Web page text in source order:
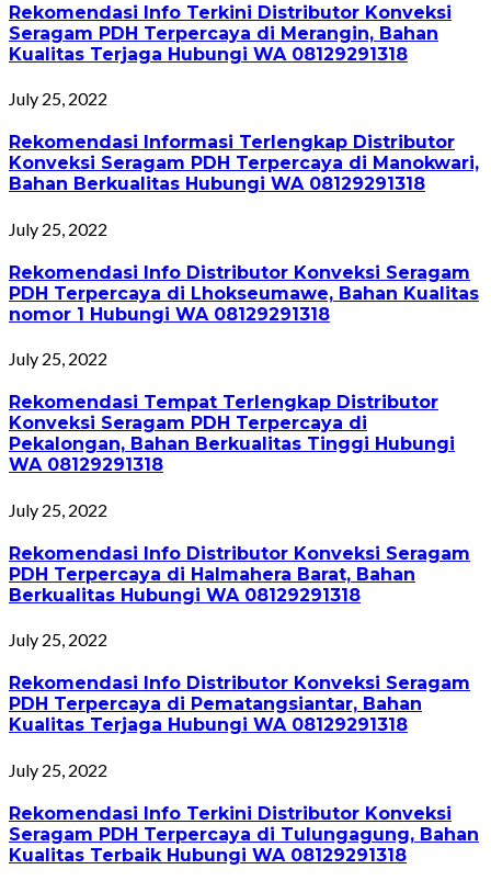
Rekomendasi Info Terkini Distributor Konveksi
Seragam PDH Terpercaya di Merangin, Bahan
Kualitas Terjaga Hubungi WA 08129291318
July 25, 2022
Rekomendasi Informasi Terlengkap Distributor
Konveksi Seragam PDH Terpercaya di Manokwari,
Bahan Berkualitas Hubungi WA 08129291318
July 25, 2022
Rekomendasi Info Distributor Konveksi Seragam
PDH Terpercaya di Lhokseumawe, Bahan Kualitas
nomor 1 Hubungi WA 08129291318
July 25, 2022
Rekomendasi Tempat Terlengkap Distributor
Konveksi Seragam PDH Terpercaya di
Pekalongan, Bahan Berkualitas Tinggi Hubungi
WA 08129291318
July 25, 2022
Rekomendasi Info Distributor Konveksi Seragam
PDH Terpercaya di Halmahera Barat, Bahan
Berkualitas Hubungi WA 08129291318
July 25, 2022
Rekomendasi Info Distributor Konveksi Seragam
PDH Terpercaya di Pematangsiantar, Bahan
Kualitas Terjaga Hubungi WA 08129291318
July 25, 2022
Rekomendasi Info Terkini Distributor Konveksi
Seragam PDH Terpercaya di Tulungagung, Bahan
Kualitas Terbaik Hubungi WA 08129291318